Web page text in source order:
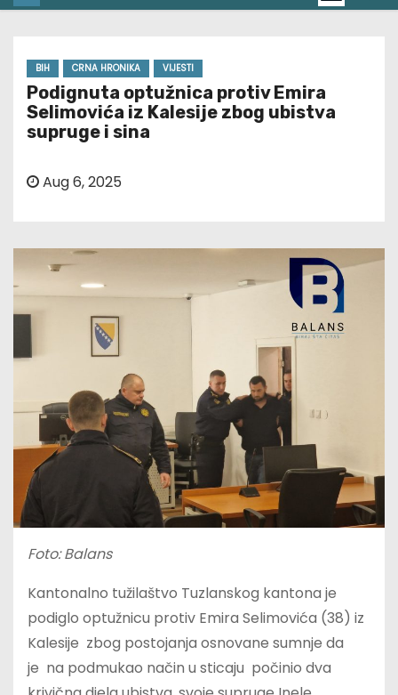
BIH CRNA HRONIKA VIJESTI
Podignuta optužnica protiv Emira
Selimovića iz Kalesije zbog ubistva
supruge i sina
Aug 6, 2025
Foto: Balans
Kantonalno tužilaštvo Tuzlanskog kantona je
podiglo optužnicu protiv Emira Selimovića (38) iz
Kalesije zbog postojanja osnovane sumnje da
je na podmukao način u sticaju počinio dva